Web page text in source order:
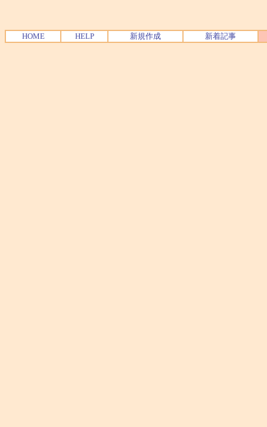
HOME HELP 新規作成 新着記事